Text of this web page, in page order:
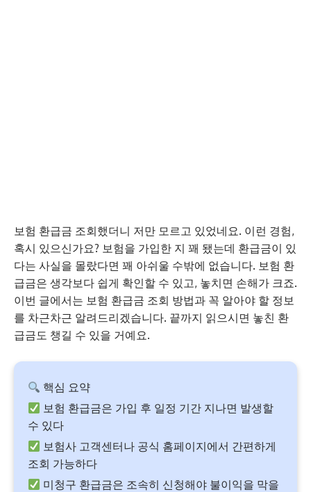
보험 환급금 조회했더니 저만 모르고 있었네요. 이런 경험,
혹시 있으신가요? 보험을 가입한 지 꽤 됐는데 환급금이 있
다는 사실을 몰랐다면 꽤 아쉬울 수밖에 없습니다. 보험 환
급금은 생각보다 쉽게 확인할 수 있고, 놓치면 손해가 크죠.
이번 글에서는 보험 환급금 조회 방법과 꼭 알아야 할 정보
를 차근차근 알려드리겠습니다. 끝까지 읽으시면 놓친 환
급금도 챙길 수 있을 거예요.
핵심 요약
보험 환급금은 가입 후 일정 기간 지나면 발생할
수 있다
보험사 고객센터나 공식 홈페이지에서 간편하게
조회 가능하다
미청구 환급금은 조속히 신청해야 불이익을 막을